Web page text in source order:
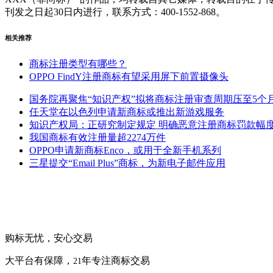
刊发之日起30日内进行，联系方式：400-1552-868。
相关推荐
商标注册类型有哪些？
OPPO FindY注册商标有望采用屏下前置摄像头
国务院再聚焦“知识产权”拟将商标注册审查周期压至5个
任天堂在以色列申请新商标或推出新游戏服务
知识产权局：正研究制定规定 明确恶意注册商标罚款幅
我国商标有效注册量超2274万件
OPPO申请新商标Enco，或用于全新手机系列
三星提交“Email Plus”商标，为新电子邮件应用
购标无忧，安心交易
大平台有保障， 21年专注商标交易